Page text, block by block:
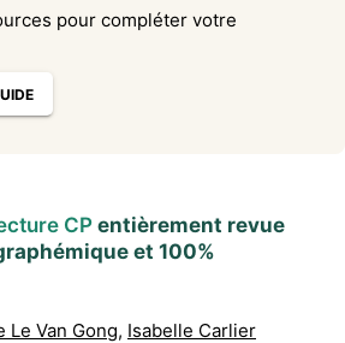
pour compléter votre
CP entièrement revue
et 100%
Le Van Gong, Isabelle Carlier